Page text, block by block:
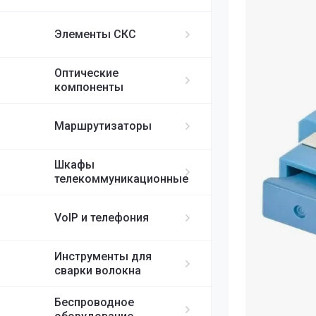
Элементы СКС
Оптические
компоненты
Маршрутизаторы
Шкафы
телекоммуникационные
VoIP и телефония
Инструменты для
сварки волокна
Беспроводное